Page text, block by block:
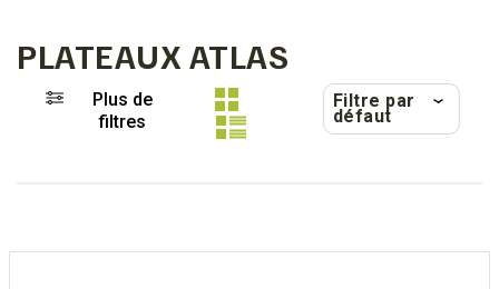
PLATEAUX ATLAS
Plus de
filtres
Filtre par
défaut